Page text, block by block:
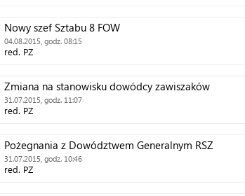
Nowy szef Sztabu 8 FOW
04.08.2015, godz. 08:15
red. PZ
Zmiana na stanowisku dowódcy zawiszaków
31.07.2015, godz. 11:07
red. PZ
Pożegnania z Dowództwem Generalnym RSZ
31.07.2015, godz. 10:46
red. PZ